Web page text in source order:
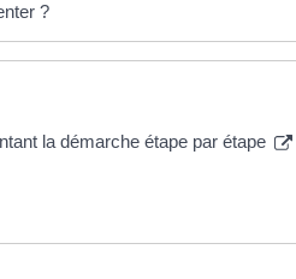
?
la démarche étape par étape